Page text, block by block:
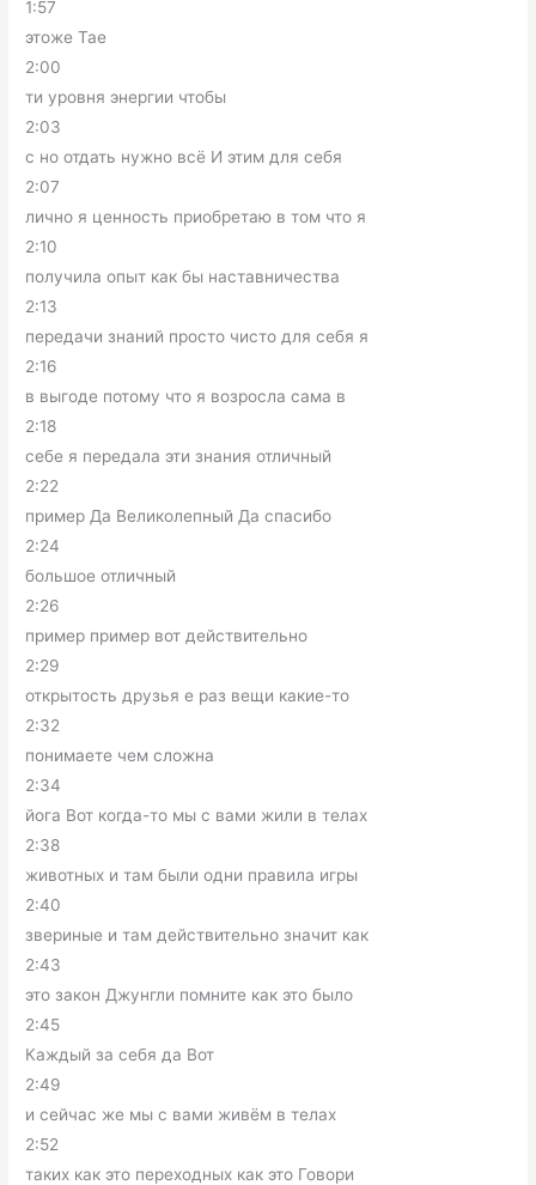
1:57
этоже Тае
2:00
ти уровня энергии чтобы
2:03
с но отдать нужно всё И этим для себя
2:07
лично я ценность приобретаю в том что я
2:10
получила опыт как бы наставничества
2:13
передачи знаний просто чисто для себя я
2:16
в выгоде потому что я возросла сама в
2:18
себе я передала эти знания отличный
2:22
пример Да Великолепный Да спасибо
2:24
большое отличный
2:26
пример пример вот действительно
2:29
открытость друзья е раз вещи какие-то
2:32
понимаете чем сложна
2:34
йога Вот когда-то мы с вами жили в телах
2:38
животных и там были одни правила игры
2:40
звериные и там действительно значит как
2:43
это закон Джунгли помните как это было
2:45
Каждый за себя да Вот
2:49
и сейчас же мы с вами живём в телах
2:52
таких как это переходных как это Говори